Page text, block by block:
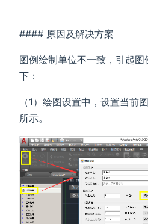
#### 原因及解决方案
图例绘制单位不一致，引起
下：
（1）绘图设置中，设置当前
所示。